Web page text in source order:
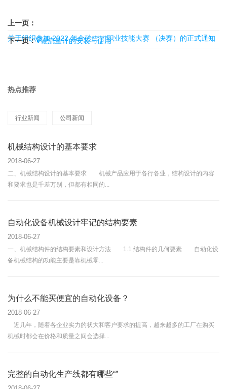
上一页：
关于组织参加 2022 年金砖******职业技能大赛 （决赛）的正式通知
下一页：V锥流量计的安装与使用
热点推荐
行业新闻 公司新闻
机械结构设计的基本要求
2018-06-27
二、机械结构设计的基本要求 机械产品应用于各行各业，结构设计的内容
和要求也是千差万别，但都有相同的...
自动化设备机械设计牢记的结构要素
2018-06-27
一、机械结构件的结构要素和设计方法 1.1 结构件的几何要素 自动化设
备机械结构的功能主要是靠机械零...
为什么不能买便宜的自动化设备？
2018-06-27
近几年，随着各企业实力的状大和客户要求的提高，越来越多的工厂在购买
机械时都会在价格和质量之间会选择...
完整的自动化生产线都有哪些“”